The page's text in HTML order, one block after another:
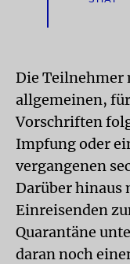
Die Teilnehmer
allgemeinen,
Vorschriften
Impfung oder
vergangenen
Darüber hinaus
Einreisenden
Quarantäne
daran noch